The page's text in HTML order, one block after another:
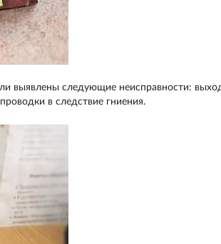
выявлены следующие неисправности:
в следствие гниения.